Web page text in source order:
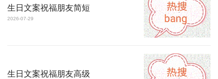
生日文案祝福朋友简短
2026-07-29
生日文案祝福朋友高级